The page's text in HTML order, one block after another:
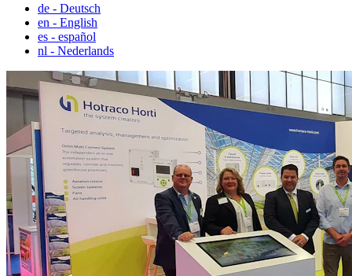
de - Deutsch
en - English
es - español
nl - Nederlands